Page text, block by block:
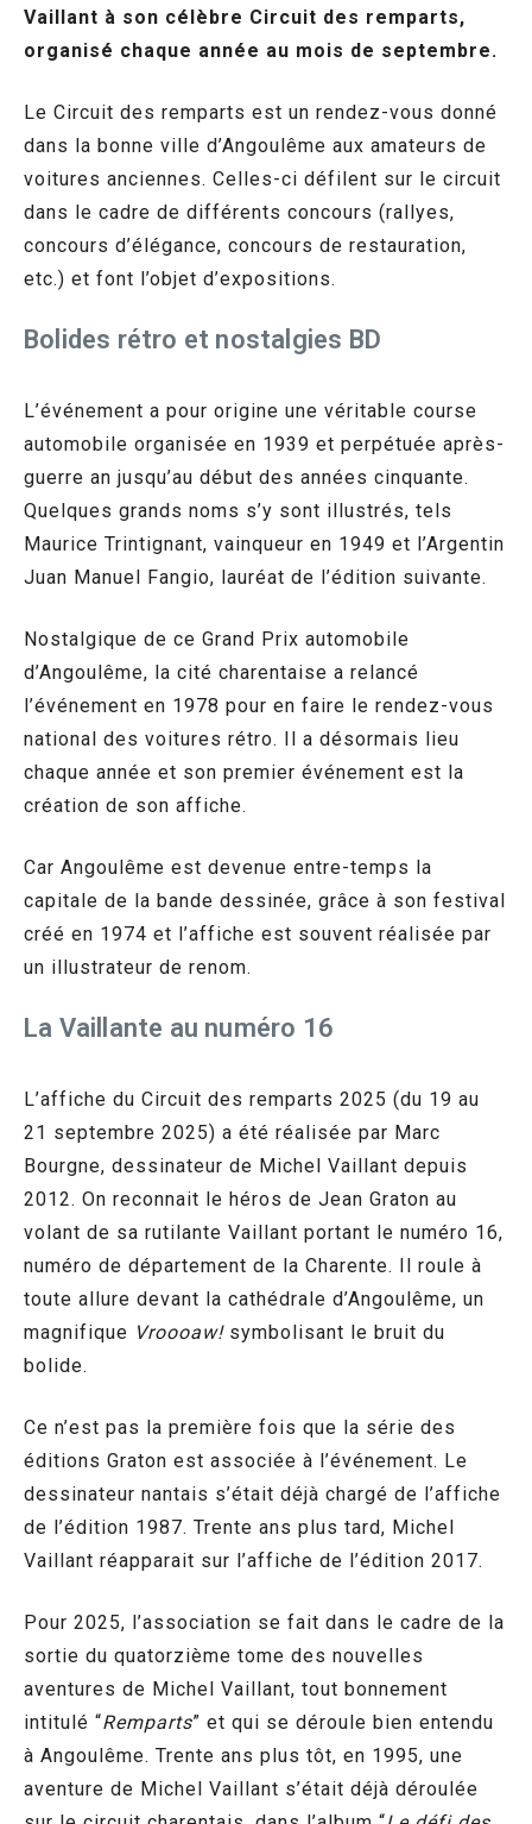
Vaillant à son célèbre Circuit des remparts,
organisé chaque année au mois de septembre.
Le Circuit des remparts est un rendez-vous donné
dans la bonne ville d’Angoulême aux amateurs de
voitures anciennes. Celles-ci défilent sur le circuit
dans le cadre de différents concours (rallyes,
concours d’élégance, concours de restauration,
etc.) et font l’objet d’expositions.
Bolides rétro et nostalgies BD
L’événement a pour origine une véritable course
automobile organisée en 1939 et perpétuée après-
guerre an jusqu’au début des années cinquante.
Quelques grands noms s’y sont illustrés, tels
Maurice Trintignant, vainqueur en 1949 et l’Argentin
Juan Manuel Fangio, lauréat de l’édition suivante.
Nostalgique de ce Grand Prix automobile
d’Angoulême, la cité charentaise a relancé
l’événement en 1978 pour en faire le rendez-vous
national des voitures rétro. Il a désormais lieu
chaque année et son premier événement est la
création de son affiche.
Car Angoulême est devenue entre-temps la
capitale de la bande dessinée, grâce à son festival
créé en 1974 et l’affiche est souvent réalisée par
un illustrateur de renom.
La Vaillante au numéro 16
L’affiche du Circuit des remparts 2025 (du 19 au
21 septembre 2025) a été réalisée par Marc
Bourgne, dessinateur de Michel Vaillant depuis
2012. On reconnait le héros de Jean Graton au
volant de sa rutilante Vaillant portant le numéro 16,
numéro de département de la Charente. Il roule à
toute allure devant la cathédrale d’Angoulême, un
magnifique Vroooaw! symbolisant le bruit du
bolide.
Ce n’est pas la première fois que la série des
éditions Graton est associée à l’événement. Le
dessinateur nantais s’était déjà chargé de l’affiche
de l’édition 1987. Trente ans plus tard, Michel
Vaillant réapparait sur l’affiche de l’édition 2017.
Pour 2025, l’association se fait dans le cadre de la
sortie du quatorzième tome des nouvelles
aventures de Michel Vaillant, tout bonnement
intitulé “Remparts” et qui se déroule bien entendu
à Angoulême. Trente ans plus tôt, en 1995, une
aventure de Michel Vaillant s’était déjà déroulée